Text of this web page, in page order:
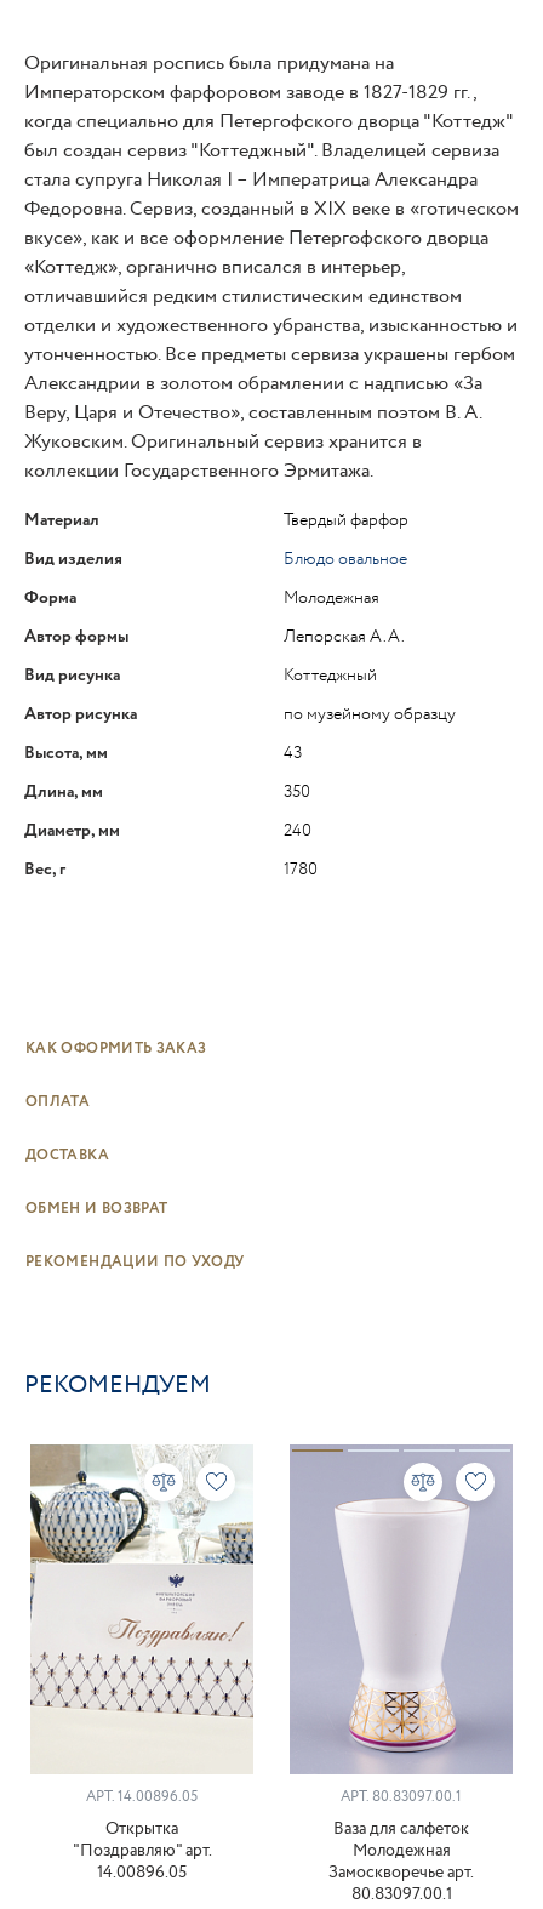
Оригинальная роспись была придумана на
Императорском фарфоровом заводе в 1827-1829 гг.,
когда специально для Петергофского дворца "Коттедж"
был создан сервиз "Коттеджный". Владелицей сервиза
стала супруга Николая I – Императрица Александра
Федоровна. Сервиз, созданный в XIX веке в «готическом
вкусе», как и все оформление Петергофского дворца
«Коттедж», органично вписался в интерьер,
отличавшийся редким стилистическим единством
отделки и художественного убранства, изысканностью и
утонченностью. Все предметы сервиза украшены гербом
Александрии в золотом обрамлении с надписью «За
Веру, Царя и Отечество», составленным поэтом В. А.
Жуковским. Оригинальный сервиз хранится в
коллекции Государственного Эрмитажа.
Материал
Твердый фарфор
Вид изделия
Блюдо овальное
Форма
Молодежная
Автор формы
Лепорская А.А.
Вид рисунка
Коттеджный
Автор рисунка
по музейному образцу
Высота, мм
43
Длина, мм
350
Диаметр, мм
240
Вес, г
1780
КАК ОФОРМИТЬ ЗАКАЗ
ОПЛАТА
ДОСТАВКА
ОБМЕН И ВОЗВРАТ
РЕКОМЕНДАЦИИ ПО УХОДУ
РЕКОМЕНДУЕМ
АРТ. 14.00896.05
Открытка
"Поздравляю" арт.
14.00896.05
АРТ. 80.83097.00.1
Ваза для салфеток
Молодежная
Замоскворечье арт.
80.83097.00.1